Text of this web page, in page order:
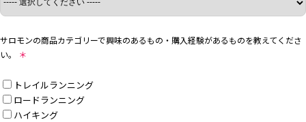
サロモンの商品カテゴリーで興味のあるもの・購入経験があるものを教えてくださ
い。
＊
トレイルランニング
ロードランニング
ハイキング